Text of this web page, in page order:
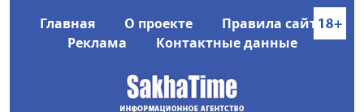
Главная О проекте
Правила сайта
Реклама
Контактные данные